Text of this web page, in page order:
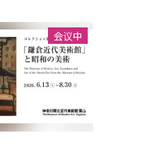
会议中